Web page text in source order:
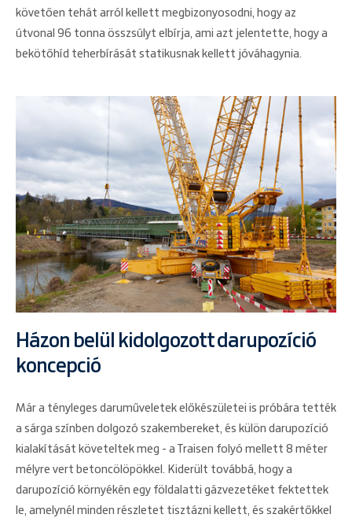
követően tehát arról kellett megbizonyosodni, hogy az
útvonal 96 tonna összsúlyt elbírja, ami azt jelentette, hogy a
bekötőhíd teherbírását statikusnak kellett jóváhagynia.
Házon belül kidolgozott darupozíció
koncepció
Már a tényleges daruműveletek előkészületei is próbára tették
a sárga színben dolgozó szakembereket, és külön darupozíció
kialakítását követeltek meg - a Traisen folyó mellett 8 méter
mélyre vert betoncölöpökkel. Kiderült továbbá, hogy a
darupozíció környékén egy földalatti gázvezetéket fektettek
le, amelynél minden részletet tisztázni kellett, és szakértőkkel